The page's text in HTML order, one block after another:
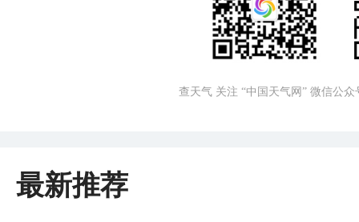
查天气 关注 “中国天气网” 微信公众
最新推荐